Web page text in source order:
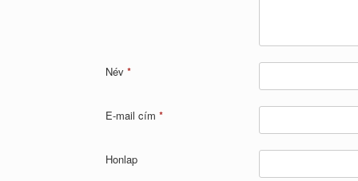
Név *
E-mail cím *
Honlap